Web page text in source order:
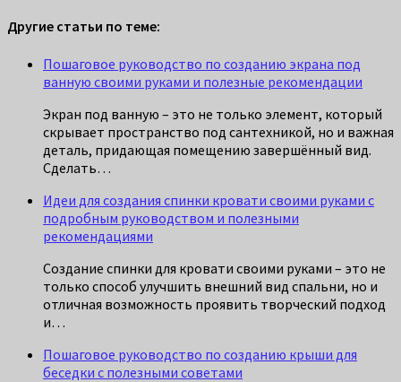
Другие статьи по теме:
Пошаговое руководство по созданию экрана под
ванную своими руками и полезные рекомендации
Экран под ванную – это не только элемент, который
скрывает пространство под сантехникой, но и важная
деталь, придающая помещению завершённый вид.
Сделать…
Идеи для создания спинки кровати своими руками с
подробным руководством и полезными
рекомендациями
Создание спинки для кровати своими руками – это не
только способ улучшить внешний вид спальни, но и
отличная возможность проявить творческий подход
и…
Пошаговое руководство по созданию крыши для
беседки с полезными советами